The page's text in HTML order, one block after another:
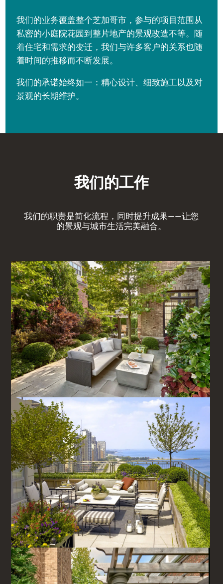
我们的业务覆盖整个芝加哥市，参与的项目范围从
私密的小庭院花园到整片地产的景观改造不等。随
着住宅和需求的变迁，我们与许多客户的关系也随
着时间的推移而不断发展。
我们的承诺始终如一：精心设计、细致施工以及对
景观的长期维护。
我们的工作
我们的职责是简化流程，同时提升成果——让您
的景观与城市生活完美融合。